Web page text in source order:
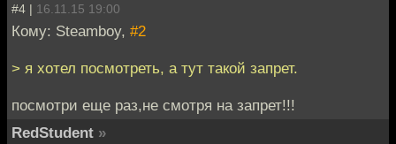
#4 | 16.11.15 19:00
Кому: Steamboy, #2
> я хотел посмотреть, а тут такой запрет.
посмотри еще раз,не смотря на запрет!!!
RedStudent »